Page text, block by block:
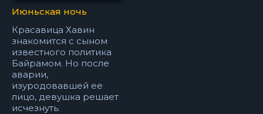
Июньская ночь
Красавица Хавин
знакомится с сыном
известного политика
Байрамом. Но после
аварии,
изуродовавшей ее
лицо, девушка решает
исчезнуть.